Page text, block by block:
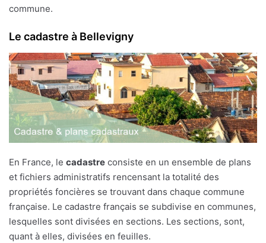
commune.
Le cadastre à Bellevigny
En France, le cadastre consiste en un ensemble de plans
et fichiers administratifs rencensant la totalité des
propriétés foncières se trouvant dans chaque commune
française. Le cadastre français se subdivise en communes,
lesquelles sont divisées en sections. Les sections, sont,
quant à elles, divisées en feuilles.